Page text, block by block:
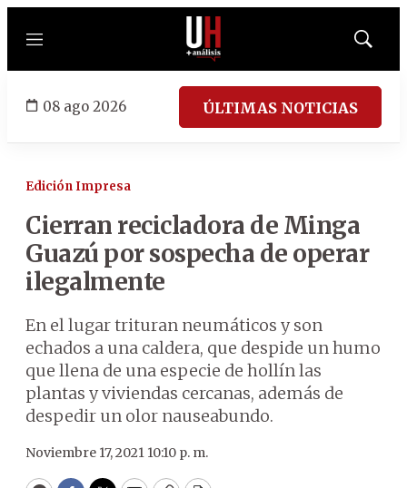
Menú
Mostrar
08 ago 2026 ÚLTIMAS NOTICIAS
Edición Impresa
Cierran recicladora de Minga
Guazú por sospecha de operar
ilegalmente
En el lugar trituran neumáticos y son
echados a una caldera, que despide un humo
que llena de una especie de hollín las
plantas y viviendas cercanas, además de
despedir un olor nauseabundo.
Noviembre 17, 2021 10:10 p. m.